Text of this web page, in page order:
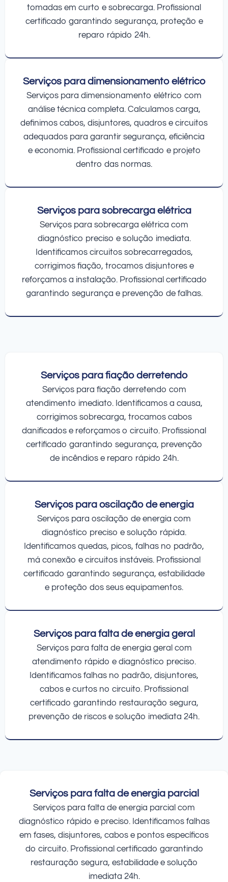
tomadas em curto e sobrecarga. Profissional
certificado garantindo segurança, proteção e
reparo rápido 24h.
Serviços para dimensionamento elétrico
Serviços para dimensionamento elétrico com
análise técnica completa. Calculamos carga,
definimos cabos, disjuntores, quadros e circuitos
adequados para garantir segurança, eficiência
e economia. Profissional certificado e projeto
dentro das normas.
Serviços para sobrecarga elétrica
Serviços para sobrecarga elétrica com
diagnóstico preciso e solução imediata.
Identificamos circuitos sobrecarregados,
corrigimos fiação, trocamos disjuntores e
reforçamos a instalação. Profissional certificado
garantindo segurança e prevenção de falhas.
Serviços para fiação derretendo
Serviços para fiação derretendo com
atendimento imediato. Identificamos a causa,
corrigimos sobrecarga, trocamos cabos
danificados e reforçamos o circuito. Profissional
certificado garantindo segurança, prevenção
de incêndios e reparo rápido 24h.
Serviços para oscilação de energia
Serviços para oscilação de energia com
diagnóstico preciso e solução rápida.
Identificamos quedas, picos, falhas no padrão,
má conexão e circuitos instáveis. Profissional
certificado garantindo segurança, estabilidade
e proteção dos seus equipamentos.
Serviços para falta de energia geral
Serviços para falta de energia geral com
atendimento rápido e diagnóstico preciso.
Identificamos falhas no padrão, disjuntores,
cabos e curtos no circuito. Profissional
certificado garantindo restauração segura,
prevenção de riscos e solução imediata 24h.
Serviços para falta de energia parcial
Serviços para falta de energia parcial com
diagnóstico rápido e preciso. Identificamos falhas
em fases, disjuntores, cabos e pontos específicos
do circuito. Profissional certificado garantindo
restauração segura, estabilidade e solução
imediata 24h.